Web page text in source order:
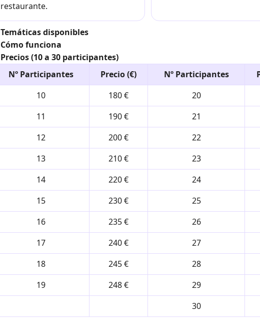
restaurante.
Temáticas disponibles
Cómo funciona
Precios (10 a 30 participantes)
Nº Participantes
Precio (€) Nº Participantes
10
180 € 20
11
190 € 21
12
200 € 22
13
210 € 23
14
220 € 24
15
230 € 25
16
235 € 26
17
240 € 27
18
245 € 28
19
248 € 29
30